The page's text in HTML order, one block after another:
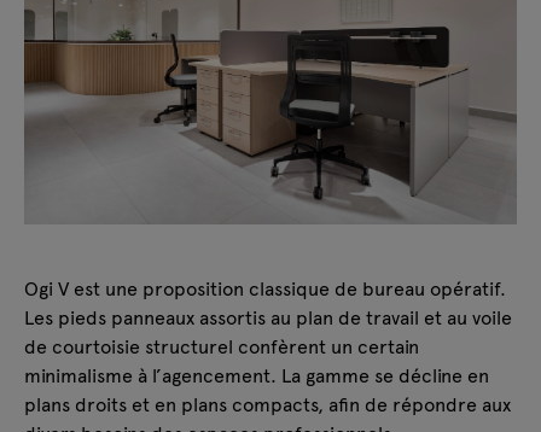
Ogi V est une proposition classique de bureau opératif.
Les pieds panneaux assortis au plan de travail et au voile
de courtoisie structurel confèrent un certain
minimalisme à l’agencement. La gamme se décline en
plans droits et en plans compacts, afin de répondre aux